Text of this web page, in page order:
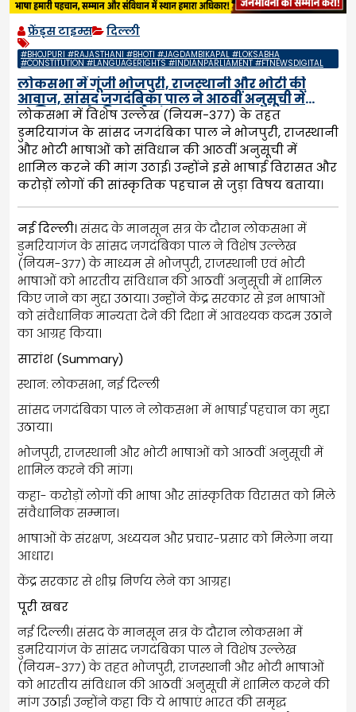
फ्रेंड्स टाइम्स दिल्ली
#BHOJPURI #RAJASTHANI #BHOTI #JAGDAMBIKAPAL #LOKSABHA
#CONSTITUTION #LANGUAGERIGHTS #INDIANPARLIAMENT #FTNEWSDIGITAL
लोकसभा में गूंजी भोजपुरी, राजस्थानी और भोटी की
आवाज, सांसद जगदंबिका पाल ने आठवीं अनुसूची में
शामिल करने की उठाई मांग
लोकसभा में विशेष उल्लेख (नियम-377) के तहत
डुमरियागंज के सांसद जगदंबिका पाल ने भोजपुरी, राजस्थानी
और भोटी भाषाओं को संविधान की आठवीं अनुसूची में
शामिल करने की मांग उठाई। उन्होंने इसे भाषाई विरासत और
करोड़ों लोगों की सांस्कृतिक पहचान से जुड़ा विषय बताया।
नई दिल्ली।संसद के मानसून सत्र के दौरान लोकसभा में
डुमरियागंज के सांसद जगदंबिका पाल ने विशेष उल्लेख
(नियम-377) के माध्यम से भोजपुरी, राजस्थानी एवं भोटी
भाषाओं को भारतीय संविधान की आठवीं अनुसूची में शामिल
किए जाने का मुद्दा उठाया। उन्होंने केंद्र सरकार से इन भाषाओं
को संवैधानिक मान्यता देने की दिशा में आवश्यक कदम उठाने
का आग्रह किया।
सारांश (Summary)
स्थान: लोकसभा, नई दिल्ली
सांसद जगदंबिका पाल ने लोकसभा में भाषाई पहचान का मुद्दा
उठाया।
भोजपुरी, राजस्थानी और भोटी भाषाओं को आठवीं अनुसूची में
शामिल करने की मांग।
कहा- करोड़ों लोगों की भाषा और सांस्कृतिक विरासत को मिले
संवैधानिक सम्मान।
भाषाओं के संरक्षण, अध्ययन और प्रचार-प्रसार को मिलेगा नया
आधार।
केंद्र सरकार से शीघ्र निर्णय लेने का आग्रह।
पूरी खबर
नई दिल्ली। संसद के मानसून सत्र के दौरान लोकसभा में
डुमरियागंज के सांसद जगदंबिका पाल ने विशेष उल्लेख
(नियम-377) के तहत भोजपुरी, राजस्थानी और भोटी भाषाओं
को भारतीय संविधान की आठवीं अनुसूची में शामिल करने की
मांग उठाई। उन्होंने कहा कि ये भाषाएं भारत की समृद्ध